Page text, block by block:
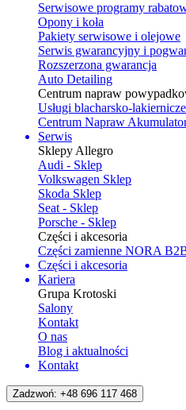
Serwisowe programy
Opony i koła
Pakiety serwisowe i olejowe
Serwis gwarancyjny i
Rozszerzona gwarancja
Auto Detailing
Centrum napraw
Usługi blacharsko-lakiernicze
Centrum Napraw
Serwis
Sklepy Allegro
Audi - Sklep
Volkswagen Sklep
Skoda Sklep
Seat - Sklep
Porsche - Sklep
Części i akcesoria
Części zamienne NORA
Części i akcesoria
Kariera
Grupa Krotoski
Salony
Kontakt
O nas
Blog i aktualności
Kontakt
Zadzwoń: +48 696 117 468